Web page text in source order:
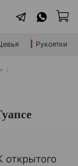
Рукоятки
открытого